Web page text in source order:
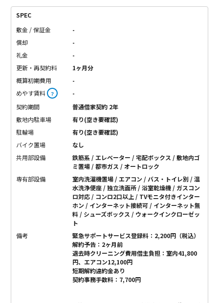
SPEC
敷金 / 保証金
-
償却
-
礼金
-
更新・再契約料
1ヶ月分
概算初期費用
-
めやす賃料 ？
-
契約期間
普通借家契約 2年
敷地内駐車場
有り(空き要確認)
駐輪場
有り(空き要確認)
バイク置場
なし
共用部設備
鉄筋系 / エレベーター / 宅配ボックス / 敷地内ゴ
ミ置場 / 都市ガス / オートロック
専有部設備
室内洗濯機置場 / エアコン / バス・トイレ別 / 温
水洗浄便座 / 独立洗面所 / 浴室乾燥機 / ガスコン
ロ対応 / コンロ2口以上 / TVモニタ付きインター
ホン / インターネット接続可 / インターネット無
料 / シューズボックス / ウォークインクローゼッ
ト
備考
緊急サポートサービス登録料：2,200円（税込）
解約予告：2ヶ月前
退去時クリーニング費用借主負担：室内41,800
円、エアコン12,100円
短期解約違約金あり
契約事務手数料：7,700円